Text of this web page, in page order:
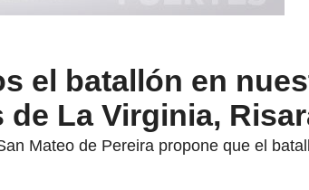
el batallón en
de La Virginia,
Mateo de Pereira propone que el